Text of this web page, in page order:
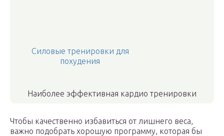
Силовые тренировки для
похудения
Наиболее эффективная кардио тренировки
Чтобы качественно избавиться от лишнего веса,
важно подобрать хорошую программу, которая бы